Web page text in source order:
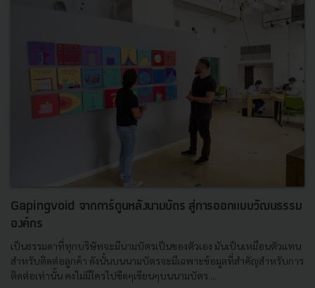
Gapingvoid จากการ์ตูนหลังนามบัตร สู่การออกแบบวัฒนธรรม
องค์กร
เป็นธรรมดาที่ทุกบริษัทจะมีนามบัตรเป็นของตัวเอง มันเป็นเหมือนตัวแทน
สำหรับติดต่อลูกค้า ดังนั้นบนนามบัตรจะมีเฉพาะข้อมูลที่สำคัญสำหรับการ
ติดต่อเท่านั้น คงไม่มีใครไปขีดๆเขียนๆบนนามบัตร ...